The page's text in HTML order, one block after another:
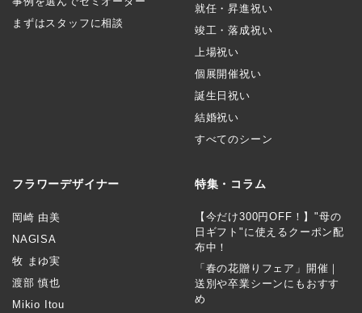
まずはスタッフに相談
就任・昇進祝い
竣工・落成祝い
上場祝い
個展開催祝い
誕生日祝い
結婚祝い
すべてのシーン
フラワーデザイナー
岡崎 由美
NAGISA
牧 まゆ実
渡部 慎也
Mikio Itou
特集・コラム
【今だけ300円OFF！】"母の
日ギフト"に使えるクーポン配
布中！
「春の花贈りフェア」開催｜
送別や卒業シーンにもおすす
め